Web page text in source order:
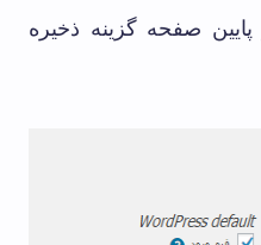
پایین صفحه گزینه ذخیره